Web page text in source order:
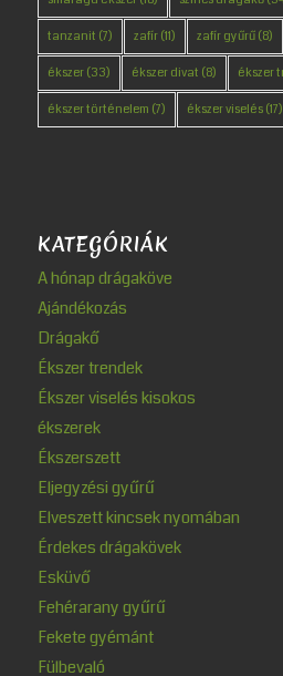
tanzanit (7) zafír(11) zafír gyűrű(8)
ékszer(33) ékszer divat (8) ékszer
ékszer történelem (7) ékszer viselés(17)
KATEGÓRIÁK
A hónap drágaköve
Ajándékozás
Drágakő
Ékszer trendek
Ékszer viselés kisokos
ékszerek
Ékszerszett
Eljegyzési gyűrű
Elveszett kincsek nyomában
Érdekes drágakövek
Esküvő
Fehérarany gyűrű
Fekete gyémánt
Fülbevaló